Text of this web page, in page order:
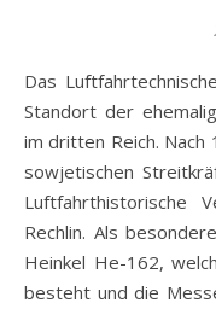
Das Luftfahrtechnische Museum Rechlin befindet sich am
Standort der
im dritten Reich.
sowjetischen
Luftfahrthistorische
Rechlin. Als
Heinkel He-162,
besteht und die